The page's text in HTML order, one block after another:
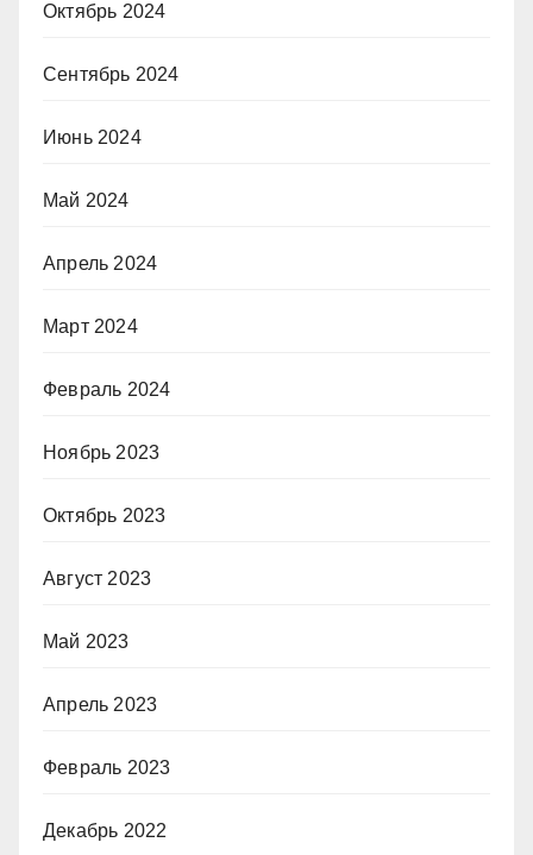
Октябрь 2024
Сентябрь 2024
Июнь 2024
Май 2024
Апрель 2024
Март 2024
Февраль 2024
Ноябрь 2023
Октябрь 2023
Август 2023
Май 2023
Апрель 2023
Февраль 2023
Декабрь 2022